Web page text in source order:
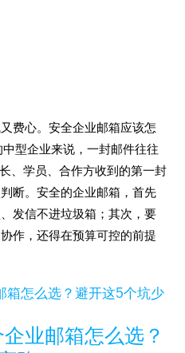
费心。安全企业邮箱应该怎
型企业来说，一封邮件往往
、学员、合作方收到的第一封
断。安全的企业邮箱，首先
发信不进垃圾箱；其次，要
作，还得在预算可控的前提
业邮箱怎么选？